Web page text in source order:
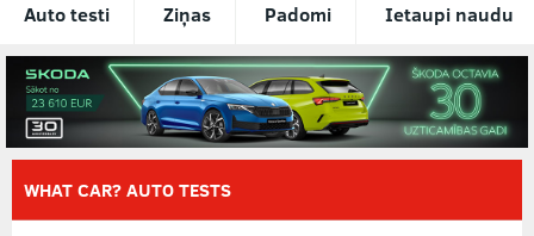
Auto testi Ziņas Padomi Ietaupi naudu
WHAT CAR? AUTO TESTS